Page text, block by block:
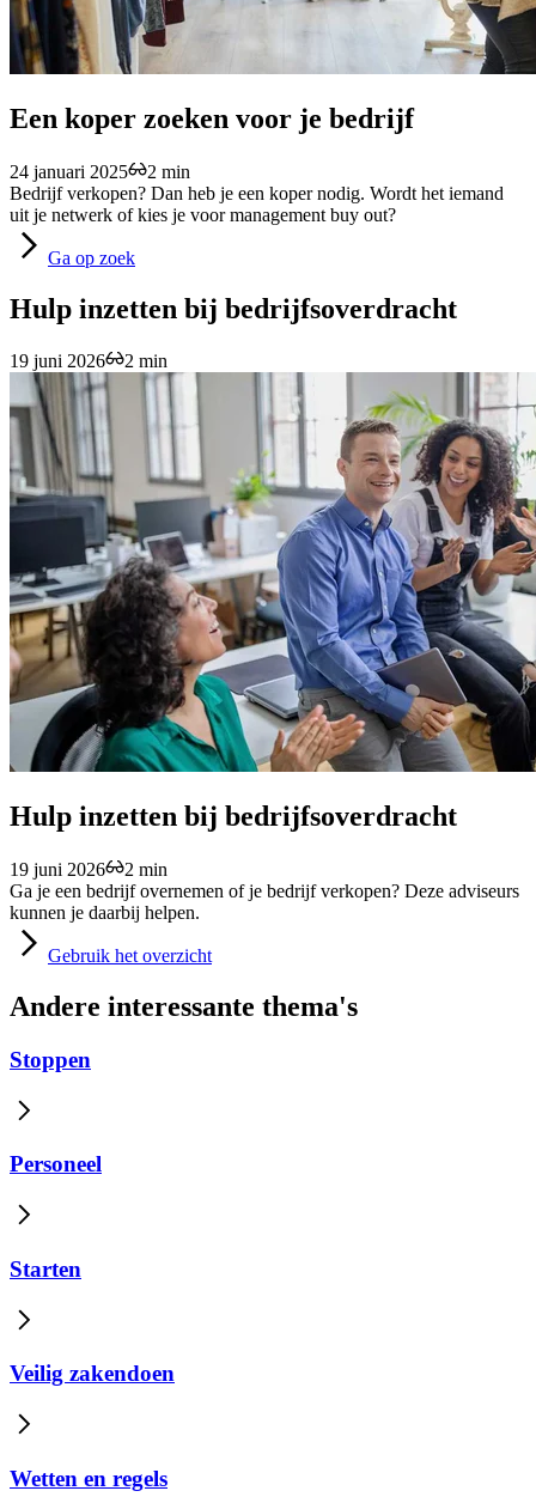
Een koper zoeken voor je bedrijf
24 januari 2025
2 min
Bedrijf verkopen? Dan heb je een koper nodig. Wordt het iemand
uit je netwerk of kies je voor management buy out?
Ga op zoek
Hulp inzetten bij bedrijfsoverdracht
19 juni 2026 2 min
Hulp inzetten bij bedrijfsoverdracht
19 juni 2026
2 min
Ga je een bedrijf overnemen of je bedrijf verkopen? Deze adviseurs
kunnen je daarbij helpen.
Gebruik het overzicht
Andere interessante thema's
Stoppen
Personeel
Starten
Veilig zakendoen
Wetten en regels